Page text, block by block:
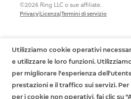
©2026 Ring LLC o sue affiliate.
Privacy|Licenza|Termini di servizio
Utilizziamo cookie operativi
e utilizzare le loro funzioni.
per migliorare l'esperienza
prestazioni e il traffico sui servizi.
per i cookie non operativi, fai clic su